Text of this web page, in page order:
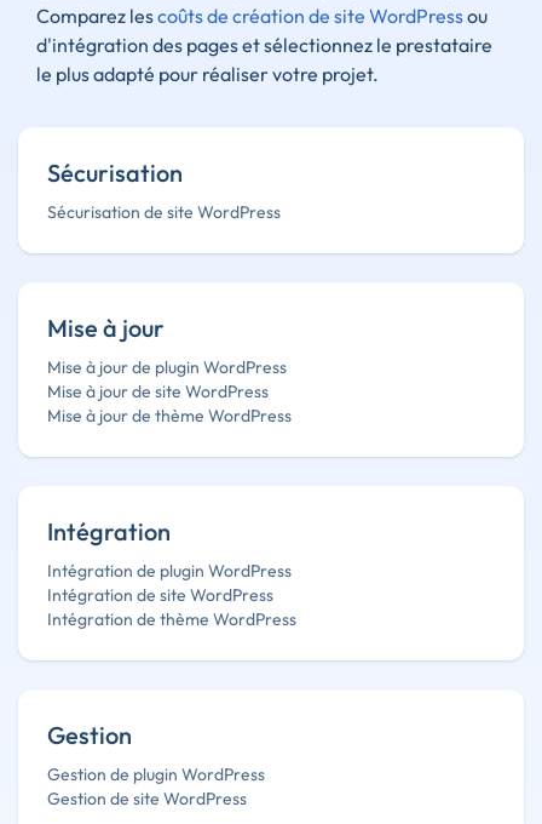
Comparez lescoûts de création de site WordPressou
d'intégration des pages et sélectionnez le prestataire
le plus adapté pour réaliser votre projet.
Sécurisation
Sécurisation de site WordPress
Mise à jour
Mise à jour de plugin WordPress
Mise à jour de site WordPress
Mise à jour de thème WordPress
Intégration
Intégration de plugin WordPress
Intégration de site WordPress
Intégration de thème WordPress
Gestion
Gestion de plugin WordPress
Gestion de site WordPress